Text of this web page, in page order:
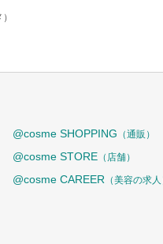
@cosme SHOPPING （通販）
@cosme STORE （店舗）
@cosme CAREER （美容の求人